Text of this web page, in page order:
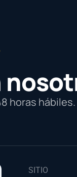
horas
SITIO